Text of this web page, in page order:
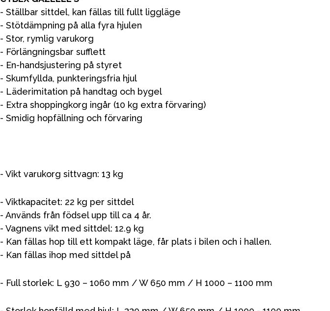
- Ställbar sittdel, kan fällas till fullt liggläge
- Stötdämpning på alla fyra hjulen
- Stor, rymlig varukorg
- Förlängningsbar sufflett
- En-handsjustering på styret
- Skumfyllda, punkteringsfria hjul
- Läderimitation på handtag och bygel
- Extra shoppingkorg ingår (10 kg extra förvaring)
- Smidig hopfällning och förvaring
- Vikt varukorg sittvagn: 13 kg
- Viktkapacitet: 22 kg per sittdel
- Används från födsel upp till ca 4 år.
- Vagnens vikt med sittdel: 12.9 kg
- Kan fällas hop till ett kompakt läge, får plats i bilen och i hallen.
- Kan fällas ihop med sittdel på
- Full storlek: L 930 – 1060 mm / W 650 mm / H 1000 – 1100 mm